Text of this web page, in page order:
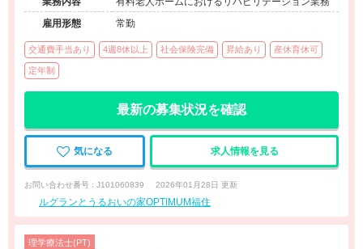
雇用形態
常勤
交通費手当あり 4週8休以上 社会保険完備 昇給あり 産休育休可
定年制
最新の募集状況を確認
気になる 求人情報を見る
お問い合わせ番号 : J101060839 2026年01月28日 更新
ルグランとうるおいの家OPTIMUM福住
理学療法士(PT)